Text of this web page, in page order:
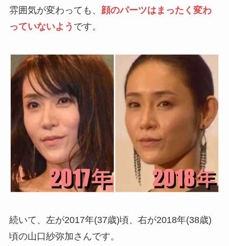
雰囲気が変わっても、 顔のパーツはまったく変わ
っていないよう です。
続いて、左が2017年(37歳)頃、右が2018年(38歳)
頃の山口紗弥加さんです。